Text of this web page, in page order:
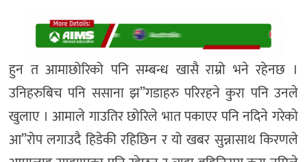
हुन त आमाछोरिको पनि सम्बन्ध खासै राम्रो भने रहेनछ ।
उनिहरुबिच पनि ससाना झ”गडाहरु परिरहने कुरा पनि उनले
खुलाए । आमाले गाउतिर छोरिले भात पकाएर पनि नदिने गरेको
आ”रोप लगाउदै हिडेकी रहिछिन र यो खबर सुन्नासाथ किरणले